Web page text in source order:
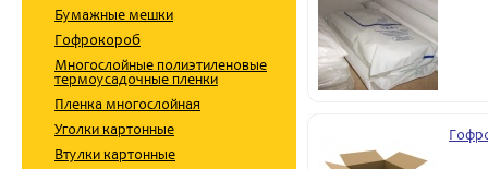
Бумажные мешки
Гофрокороб
Многослойные полиэтиленовые
термоусадочные пленки
Пленка многослойная
Уголки картонные
Втулки картонные